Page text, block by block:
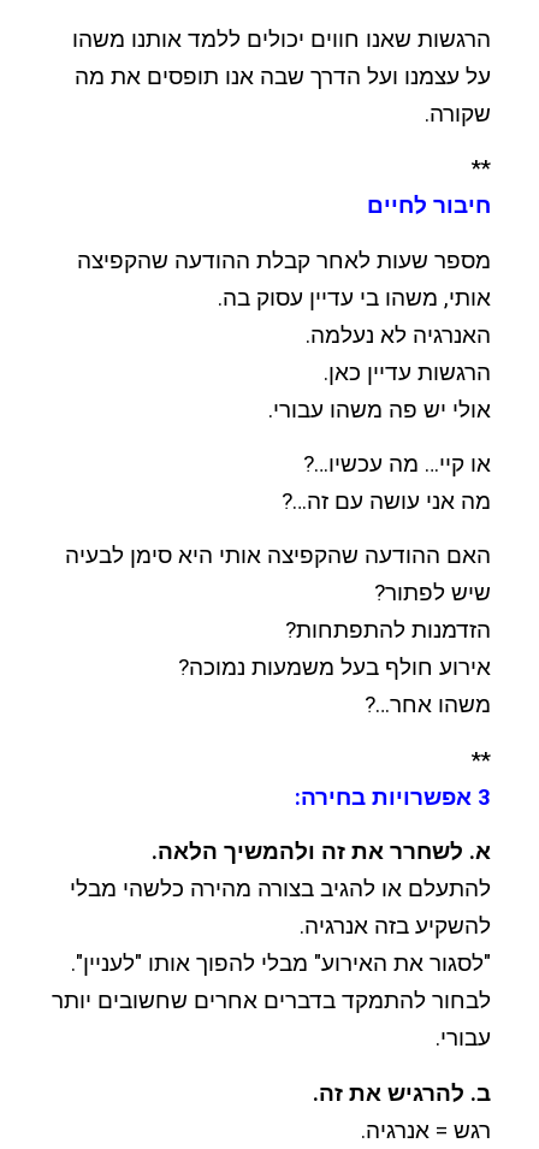
הרגשות שאנו חווים יכולים ללמד אותנו משהו
על עצמנו ועל הדרך שבה אנו תופסים את מה
שקורה.
**
חיבור לחיים
מספר שעות לאחר קבלת ההודעה שהקפיצה
אותי, משהו בי עדיין עסוק בה.
האנרגיה לא נעלמה.
הרגשות עדיין כאן.
אולי יש פה משהו עבורי.
או קיי… מה עכשיו…?
מה אני עושה עם זה…?
האם ההודעה שהקפיצה אותי היא סימן לבעיה
שיש לפתור?
הזדמנות להתפתחות?
אירוע חולף בעל משמעות נמוכה?
משהו אחר…?
**
3 אפשרויות בחירה:
א. לשחרר את זה ולהמשיך הלאה.
להתעלם או להגיב בצורה מהירה כלשהי מבלי
להשקיע בזה אנרגיה.
"לסגור את האירוע" מבלי להפוך אותו "לעניין".
לבחור להתמקד בדברים אחרים שחשובים יותר
עבורי.
ב. להרגיש את זה.
רגש = אנרגיה.